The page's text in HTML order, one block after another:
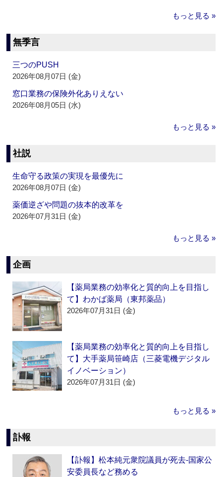
もっと見る »
無季言
三つのPUSH
2026年08月07日 (金)
窓口業務の保険外化ありえない
2026年08月05日 (水)
もっと見る »
社説
生命守る政策の実現を最優先に
2026年08月07日 (金)
薬価逆ざや問題の抜本的改革を
2026年07月31日 (金)
もっと見る »
企画
【薬局業務の効率化と質的向上を目指し
て】わかば薬局（東邦薬品）
2026年07月31日 (金)
【薬局業務の効率化と質的向上を目指し
て】大手薬局笹崎店（三菱電機デジタル
イノベーション）
2026年07月31日 (金)
もっと見る »
訃報
【訃報】松本純元衆院議員が死去‐国家公
安委員長など務める